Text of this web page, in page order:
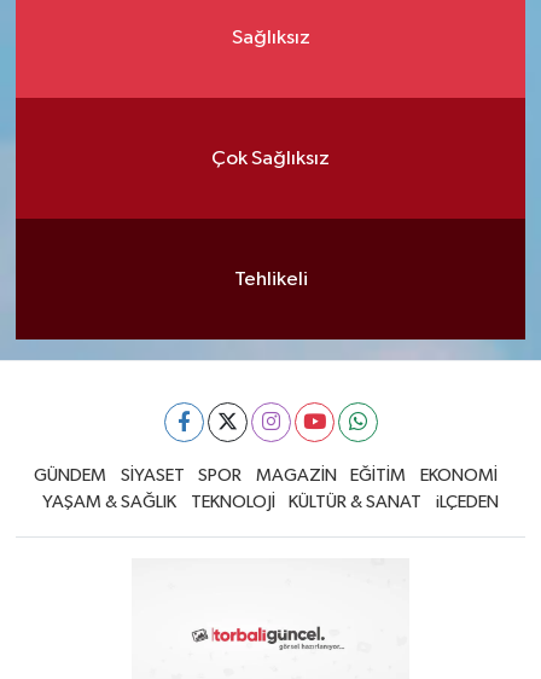
Sağlıksız
Çok Sağlıksız
Tehlikeli
GÜNDEM SİYASET SPOR MAGAZİN EĞİTİM
EKONOMİ
YAŞAM & SAĞLIK
TEKNOLOJİ KÜLTÜR & SANAT iLÇEDEN